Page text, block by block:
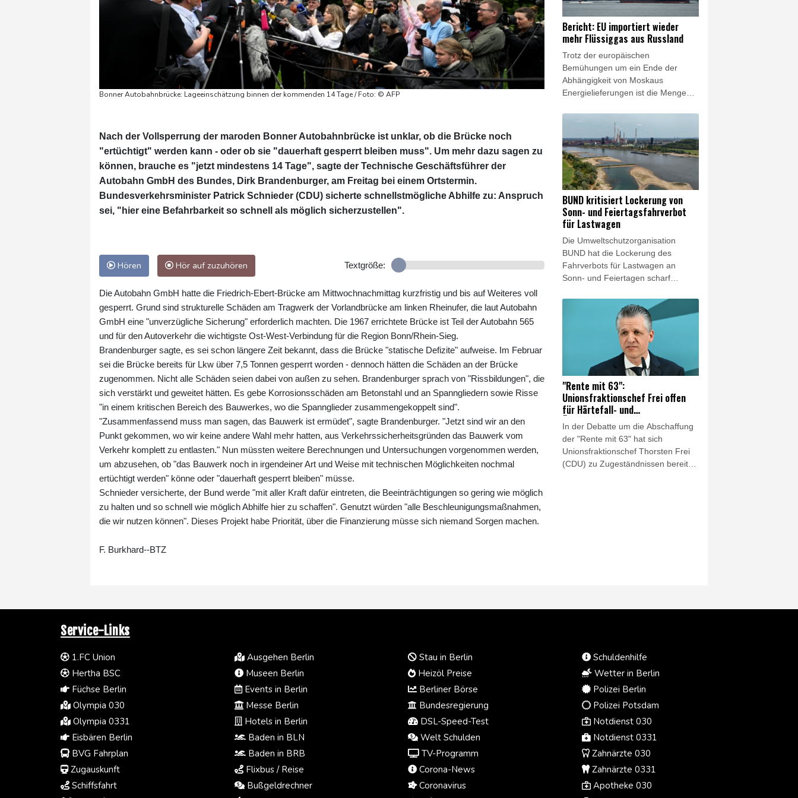
Bonner Autobahnbrücke: Lageeinschätzung binnen der kommenden 14 Tage / Foto: © AFP
Nach der Vollsperrung der maroden Bonner Autobahnbrücke ist unklar, ob die Brücke noch
"ertüchtigt" werden kann - oder ob sie "dauerhaft gesperrt bleiben muss". Um mehr dazu sagen zu
können, brauche es "jetzt mindestens 14 Tage", sagte der Technische Geschäftsführer der
Autobahn GmbH des Bundes, Dirk Brandenburger, am Freitag bei einem Ortstermin.
Bundesverkehrsminister Patrick Schnieder (CDU) sicherte schnellstmögliche Abhilfe zu: Anspruch
sei, "hier eine Befahrbarkeit so schnell als möglich sicherzustellen".
Hören Hör auf zuzuhören Textgröße:
Die Autobahn GmbH hatte die Friedrich-Ebert-Brücke am Mittwochnachmittag kurzfristig und bis auf Weiteres voll
gesperrt. Grund sind strukturelle Schäden am Tragwerk der Vorlandbrücke am linken Rheinufer, die laut Autobahn
GmbH eine "unverzügliche Sicherung" erforderlich machten. Die 1967 errichtete Brücke ist Teil der Autobahn 565
und für den Autoverkehr die wichtigste Ost-West-Verbindung für die Region Bonn/Rhein-Sieg.
Brandenburger sagte, es sei schon längere Zeit bekannt, dass die Brücke "statische Defizite" aufweise. Im Februar
sei die Brücke bereits für Lkw über 7,5 Tonnen gesperrt worden - dennoch hätten die Schäden an der Brücke
zugenommen. Nicht alle Schäden seien dabei von außen zu sehen. Brandenburger sprach von "Rissbildungen", die
sich verstärkt und geweitet hätten. Es gebe Korrosionsschäden am Betonstahl und an Spanngliedern sowie Risse
"in einem kritischen Bereich des Bauwerkes, wo die Spannglieder zusammengekoppelt sind".
"Zusammenfassend muss man sagen, das Bauwerk ist ermüdet", sagte Brandenburger. "Jetzt sind wir an den
Punkt gekommen, wo wir keine andere Wahl mehr hatten, aus Verkehrssicherheitsgründen das Bauwerk vom
Verkehr komplett zu entlasten." Nun müssten weitere Berechnungen und Untersuchungen vorgenommen werden,
um abzusehen, ob "das Bauwerk noch in irgendeiner Art und Weise mit technischen Möglichkeiten nochmal
ertüchtigt werden" könne oder "dauerhaft gesperrt bleiben" müsse.
Schnieder versicherte, der Bund werde "mit aller Kraft dafür eintreten, die Beeinträchtigungen so gering wie möglich
zu halten und so schnell wie möglich Abhilfe hier zu schaffen". Genutzt würden "alle Beschleunigungsmaßnahmen,
die wir nutzen können". Dieses Projekt habe Priorität, über die Finanzierung müsse sich niemand Sorgen machen.
F. Burkhard--BTZ
Wettlauf um Künstliche Intelligenz
versuchen, sich vom öffentlichen
Stromnetz unabhängig zu machen
und selbst Energie für ihre
Rechenzentren zu erzeugen.
Bericht: EU importiert wieder
mehr Flüssiggas aus Russland
Trotz der europäischen
Bemühungen um ein Ende der
Abhängigkeit von Moskaus
Energielieferungen ist die Menge
importiertem Flüssiggas (LNG)
einem Bericht zufolge wieder
gestiegen. Die EU-Staaten hätten
im Juni 14 Prozent mehr LNG aus
Russland importiert als ein Jahr
zuvor, berichtete die "Welt am
Sonntag" unter Berufung auf Daten
des Forschungszentrums Centre for
Research on Energy and Clean Air
(CREA).
BUND kritisiert Lockerung von
Sonn- und Feiertagsfahrverbot
für Lastwagen
Die Umweltschutzorganisation
BUND hat die Lockerung des
Fahrverbots für Lastwagen an
Sonn- und Feiertagen scharf
wegen des Niedrigwassers in
Flüssen "den Schiffstransport jetzt
durch hunderte oder tausende Lkw-
Fahrten zu ersetzen", sagte der
Verbandsvorsitzende Olaf Bandt der
"Rheinischen Post"
(Samstagsausgabe). Dies werde
"Menschen und Klima" belasten.
"Rente mit 63":
Unionsfraktionschef Frei offen
für Härtefall- und
Übergangslösungen
In der Debatte um die Abschaffung
der "Rente mit 63" hat sich
Unionsfraktionschef Thorsten Frei
(CDU) zu Zugeständnissen bereit
Service-Links
1.FC Union
Hertha BSC
Füchse Berlin
Olympia 030
Olympia 0331
Eisbären Berlin
BVG Fahrplan
Zugauskunft
Schiffsfahrt
Ausgehen Berlin
Museen Berlin
Events in Berlin
Messe Berlin
Hotels in Berlin
Baden in BLN
Baden in BRB
Flixbus / Reise
Bußgeldrechner
Stau in Berlin
Heizöl Preise
Berliner Börse
Bundesregierung
DSL-Speed-Test
Welt Schulden
TV-Programm
Corona-News
Coronavirus
Schuldenhilfe
Wetter in Berlin
Polizei Berlin
Polizei Potsdam
Notdienst 030
Notdienst 0331
Zahnärzte 030
Zahnärzte 0331
Apotheke 030